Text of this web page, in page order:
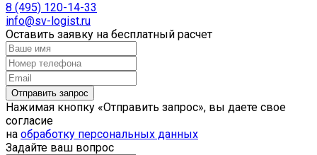
8 (495) 120-14-33
info@sv-logist.ru
Оставить заявку на бесплатный расчет
Нажимая кнопку «Отправить запрос», вы даете свое
согласие
на обработку персональных данных
Задайте ваш вопрос